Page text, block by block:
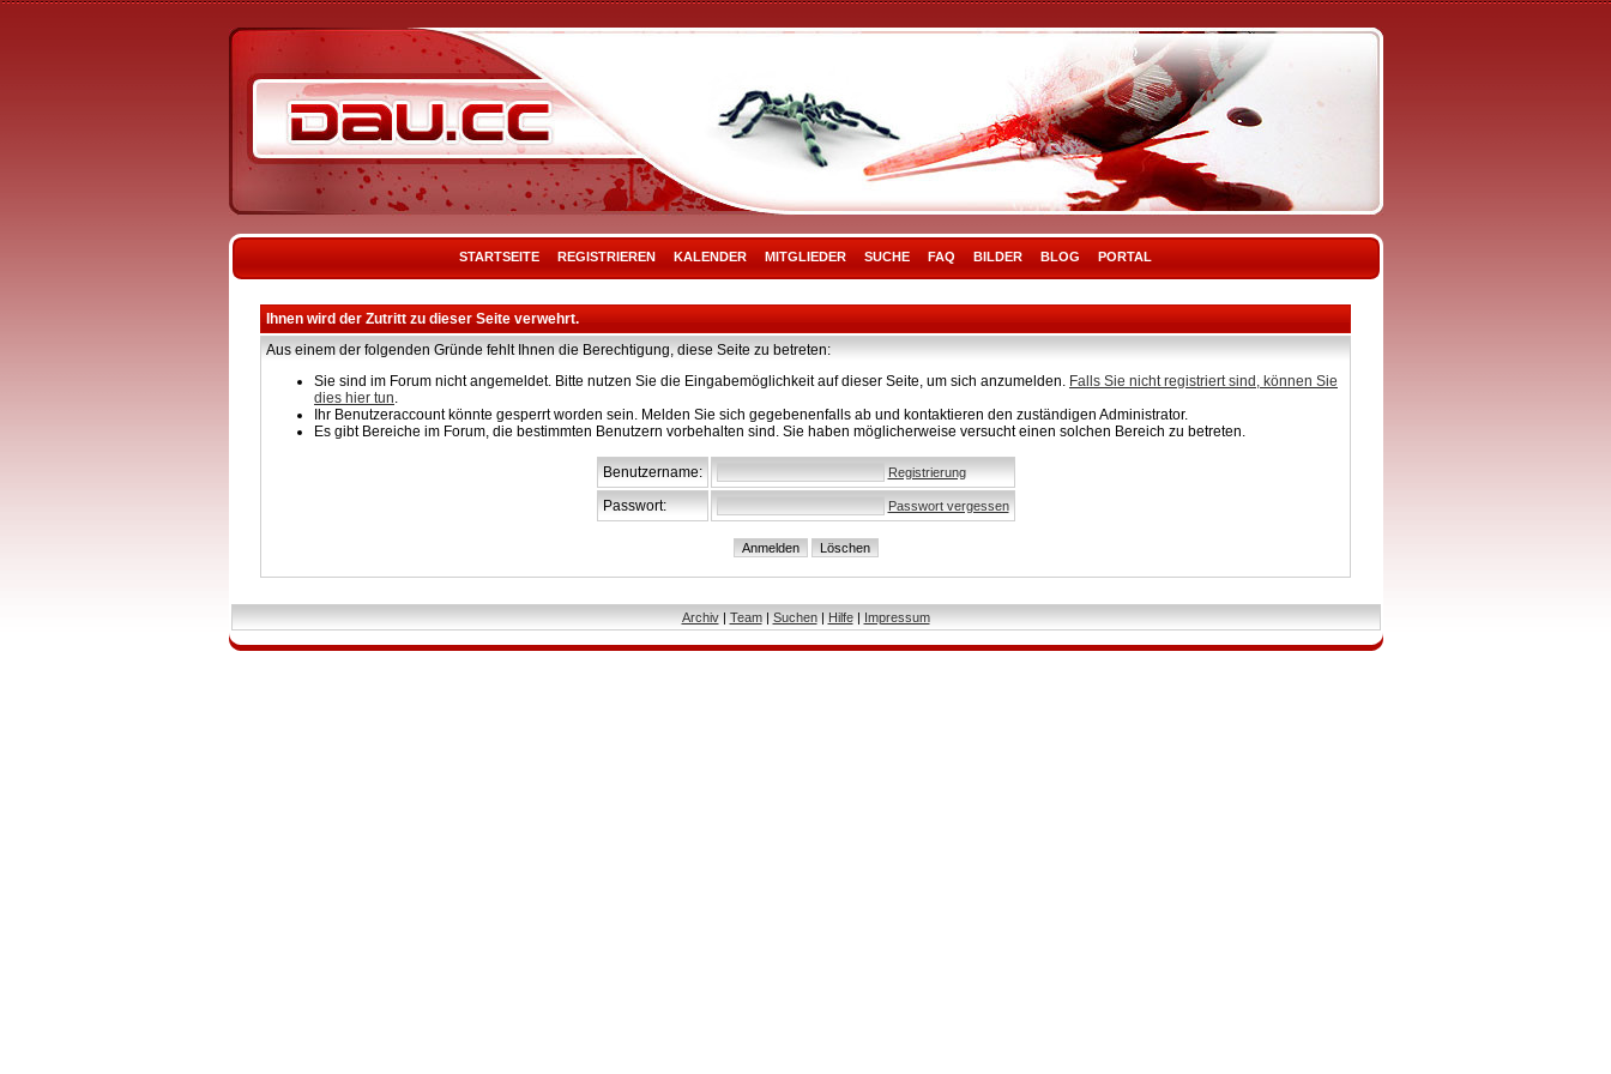
STARTSEITE REGISTRIEREN KALENDER MITGLIEDER SUCHE FAQ BILDER BLOG PORTAL
Ihnen wird der Zutritt zu dieser Seite verwehrt.
Aus einem der folgenden Gründe fehlt Ihnen die Berechtigung, diese Seite zu betreten:
Sie sind im Forum nicht angemeldet. Bitte nutzen Sie die Eingabemöglichkeit auf dieser Seite, um sich anzumelden. Falls Sie nicht registriert sind, können Sie
dies hier tun.
Ihr Benutzeraccount könnte gesperrt worden sein. Melden Sie sich gegebenenfalls ab und kontaktieren den zuständigen Administrator.
Es gibt Bereiche im Forum, die bestimmten Benutzern vorbehalten sind. Sie haben möglicherweise versucht einen solchen Bereich zu betreten.
Benutzername: Registrierung
Passwort: Passwort vergessen
Archiv| Team| Suchen| Hilfe| Impressum